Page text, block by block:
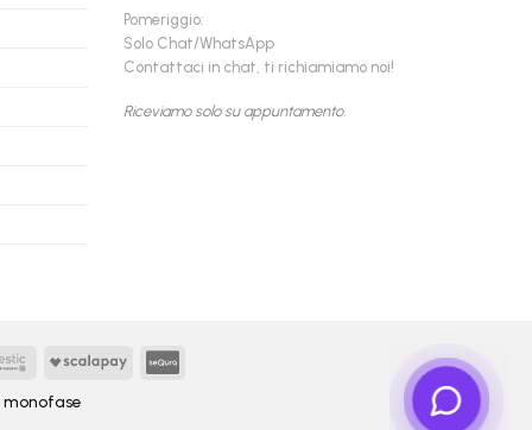
Pomeriggio:
Solo Chat/WhatsApp
Contattaci in chat, ti richiamiamo noi!
Riceviamo solo su appuntamento.
FindomesticScalapay
monofase